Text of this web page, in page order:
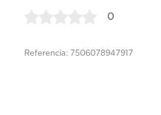
0
Referencia: 7506078947917